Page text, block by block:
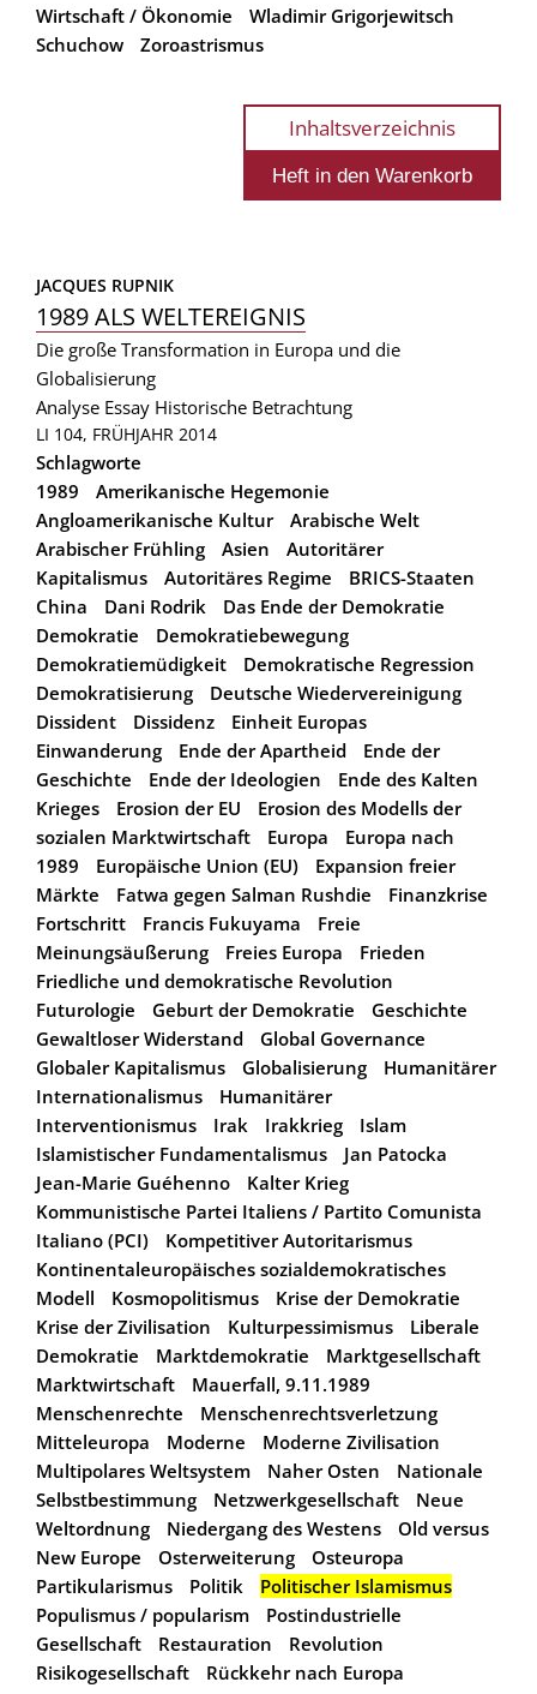
Wirtschaft / Ökonomie
Wladimir Grigorjewitsch
Schuchow
Zoroastrismus
Inhaltsverzeichnis
JACQUES RUPNIK
1989 ALS WELTEREIGNIS
Die große Transformation in Europa und die
Globalisierung
Analyse Essay Historische Betrachtung
LI 104, FRÜHJAHR 2014
Schlagworte
1989
Amerikanische Hegemonie
Angloamerikanische Kultur
Arabische Welt
Arabischer Frühling
Asien
Autoritärer
Kapitalismus
Autoritäres Regime
BRICS-Staaten
China
Dani Rodrik
Das Ende der Demokratie
Demokratie
Demokratiebewegung
Demokratiemüdigkeit
Demokratische Regression
Demokratisierung
Deutsche Wiedervereinigung
Dissident
Dissidenz
Einheit Europas
Einwanderung
Ende der Apartheid
Ende der
Geschichte
Ende der Ideologien
Ende des Kalten
Krieges
Erosion der EU
Erosion des Modells der
sozialen Marktwirtschaft
Europa
Europa nach
1989
Europäische Union (EU)
Expansion freier
Märkte
Fatwa gegen Salman Rushdie
Finanzkrise
Fortschritt
Francis Fukuyama
Freie
Meinungsäußerung
Freies Europa
Frieden
Friedliche und demokratische Revolution
Futurologie
Geburt der Demokratie
Geschichte
Gewaltloser Widerstand
Global Governance
Globaler Kapitalismus
Globalisierung
Humanitärer
Internationalismus
Humanitärer
Interventionismus
Irak Irakkrieg
Islam
Islamistischer Fundamentalismus
Jan Patocka
Jean-Marie Guéhenno
Kalter Krieg
Kommunistische Partei Italiens / Partito Comunista
Italiano (PCI)
Kompetitiver Autoritarismus
Kontinentaleuropäisches sozialdemokratisches
Modell
Kosmopolitismus
Krise der Demokratie
Krise der Zivilisation
Kulturpessimismus
Liberale
Demokratie
Marktdemokratie
Marktgesellschaft
Marktwirtschaft
Mauerfall, 9.11.1989
Menschenrechte
Menschenrechtsverletzung
Mitteleuropa
Moderne
Moderne Zivilisation
Multipolares Weltsystem
Naher Osten
Nationale
Selbstbestimmung
Netzwerkgesellschaft
Neue
Weltordnung
Niedergang des Westens
Old versus
New Europe
Osterweiterung
Osteuropa
Partikularismus
Politik
Politischer Islamismus
Populismus / popularism
Postindustrielle
Gesellschaft
Restauration
Revolution
Risikogesellschaft
Rückkehr nach Europa